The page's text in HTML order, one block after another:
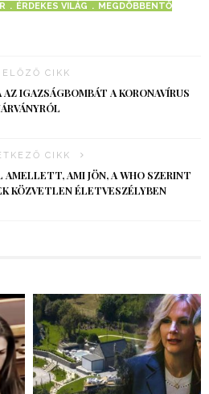
ÉRDEKES VILÁG MEGDÖBBENTŐ
ELŐZŐ CIKK
IGAZSÁGBOMBÁT A KORONAVÍRUS
CIKK
AMELLETT, AMI JÖN, A WHO SZERINT
KÖZVETLEN ÉLETVESZÉLYBEN